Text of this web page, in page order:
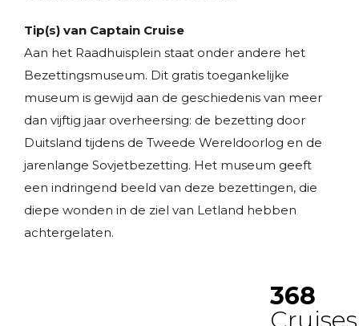
Tip(s) van Captain Cruise
Aan het Raadhuisplein staat onder andere het
Bezettingsmuseum. Dit gratis toegankelijke
museum is gewijd aan de geschiedenis van meer
dan vijftig jaar overheersing: de bezetting door
Duitsland tijdens de Tweede Wereldoorlog en de
jarenlange Sovjetbezetting. Het museum geeft
een indringend beeld van deze bezettingen, die
diepe wonden in de ziel van Letland hebben
achtergelaten.